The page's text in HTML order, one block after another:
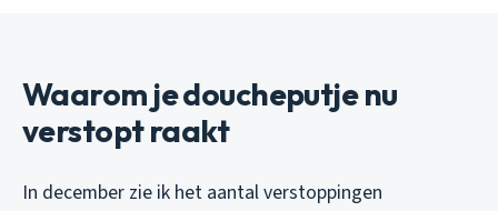
Waarom je doucheputje nu
verstopt raakt
In december zie ik het aantal verstoppingen